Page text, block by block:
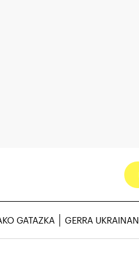
GATAZKA GERRA UKRAINAN